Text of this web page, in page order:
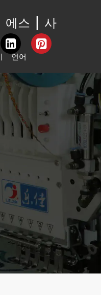
에스 | 사
언어
English
عربى
Español
Slovák
Română
Português
فارسی
Bahasa Melayu